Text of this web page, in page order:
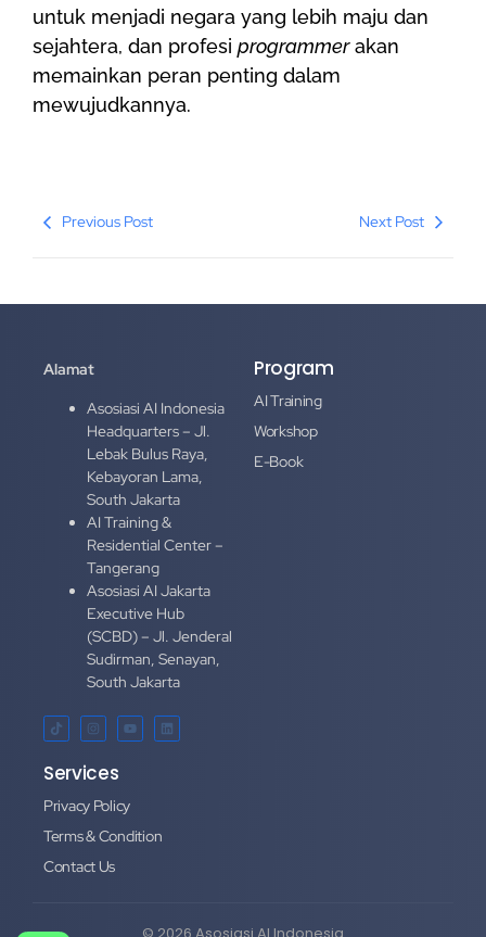
untuk menjadi negara yang lebih maju dan
sejahtera, dan profesi programmerakan
memainkan peran penting dalam
mewujudkannya.
Previous Post Next Post
Alamat
Asosiasi AI Indonesia
Headquarters – Jl.
Lebak Bulus Raya,
Kebayoran Lama,
South Jakarta
AI Training &
Residential Center –
Tangerang
Asosiasi AI Jakarta
Executive Hub
(SCBD) – Jl. Jenderal
Sudirman, Senayan,
South Jakarta
Program
AI Training
Workshop
E-Book
Services
Privacy Policy
Terms & Condition
Contact Us